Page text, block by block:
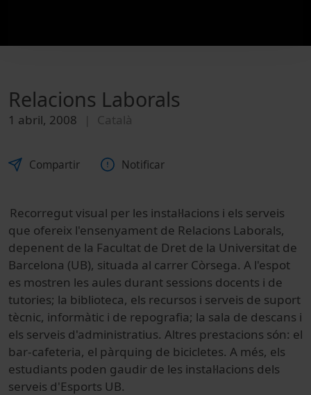
Relacions Laborals
1 abril, 2008 Català
Compartir Notificar
Recorregut visual per les instal·lacions i els serveis
que ofereix l'ensenyament de Relacions Laborals,
depenent de la Facultat de Dret de la Universitat de
Barcelona (UB), situada al carrer Còrsega. A l'espot
es mostren les aules durant sessions docents i de
tutories; la biblioteca, els recursos i serveis de suport
tècnic, informàtic i de repografia; la sala de descans i
els serveis d'administratius. Altres prestacions són: el
bar-cafeteria, el pàrquing de bicicletes. A més, els
estudiants poden gaudir de les instal·lacions dels
serveis d'Esports UB.